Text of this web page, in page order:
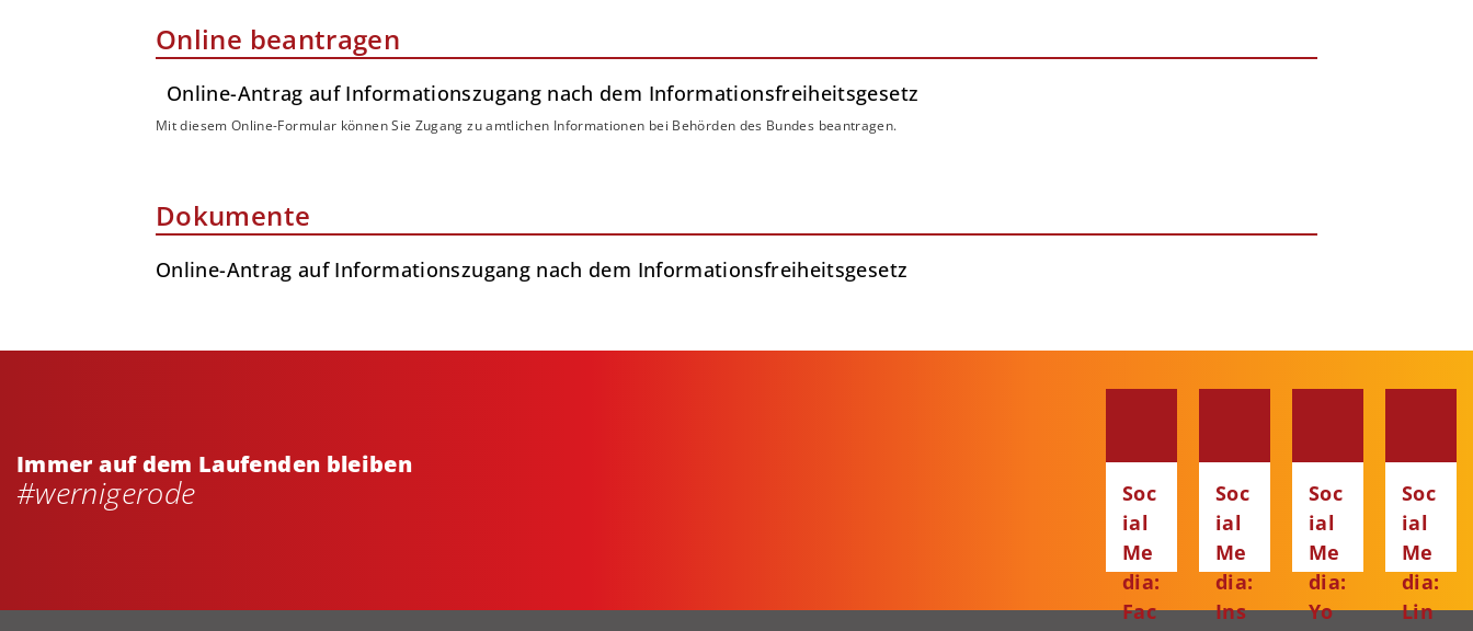
Online beantragen
Online-Antrag auf Informationszugang nach dem Informationsfreiheitsgesetz
Mit diesem Online-Formular können Sie Zugang zu amtlichen Informationen bei Behörden des Bundes beantragen.
Dokumente
Online-Antrag auf Informationszugang nach dem Informationsfreiheitsgesetz
Immer auf dem Laufenden bleiben
#wernigerode
Soc
ial
Me
dia:
Fac
Soc
ial
Me
dia:
Ins
Soc
ial
Me
dia:
Yo
Soc
ial
Me
dia:
Lin